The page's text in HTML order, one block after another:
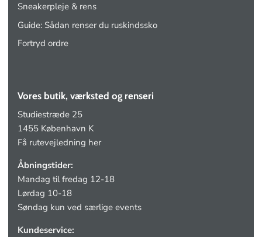
Sneakerpleje & rens
Guide: Sådan renser du ruskindssko
Fortryd ordre
Vores butik, værksted og renseri
Studiestræde 25
1455 København K
Få rutevejledning her
Åbningstider:
Mandag til fredag 12-18
Lørdag 10-18
Søndag kun ved særlige events
Kundeservice: